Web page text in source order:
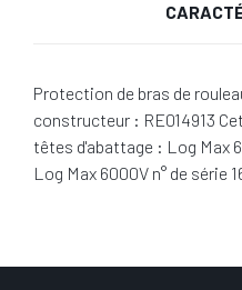
Protection de bras de
constructeur : RE014913
têtes d'abattage : Log Max
Log Max 6000V n° de série